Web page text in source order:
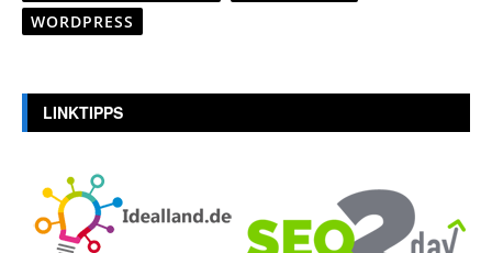
WORDPRESS
LINKTIPPS